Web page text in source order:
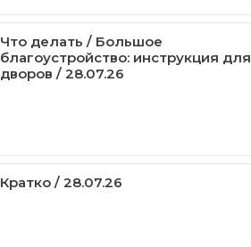
Что делать / Большое
благоустройство: инструкция для
дворов / 28.07.26
Кратко / 28.07.26